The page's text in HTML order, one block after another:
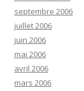
septembre 2006
juillet 2006
juin 2006
mai 2006
avril 2006
mars 2006